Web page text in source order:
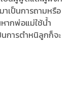
เป็นการถามหรือ
ากพ่อแม่ใช้น้ำ
การตำหนิลูกก็จะ